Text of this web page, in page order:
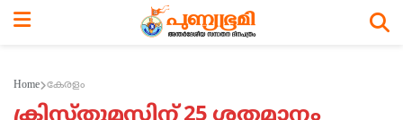
Home കേരളം